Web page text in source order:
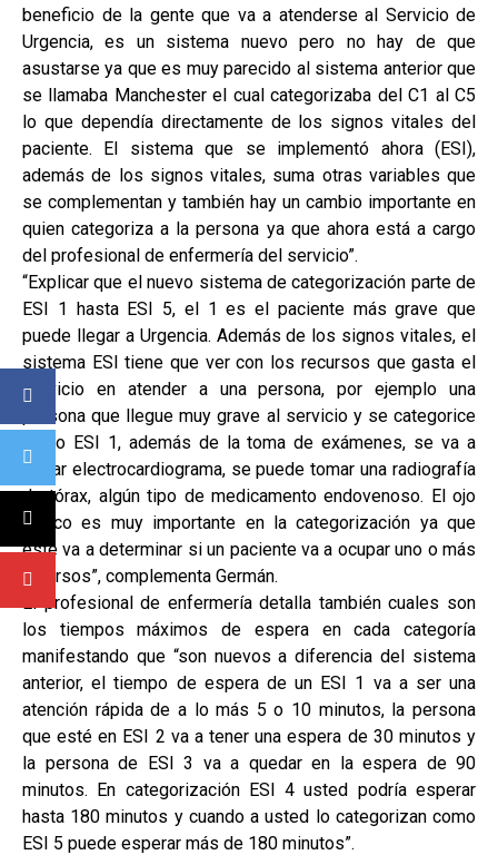
beneficio de la gente que va a atenderse al Servicio de
Urgencia, es un sistema nuevo pero no hay de que
asustarse ya que es muy parecido al sistema anterior que
se llamaba Manchester el cual categorizaba del C1 al C5
lo que dependía directamente de los signos vitales del
paciente. El sistema que se implementó ahora (ESI),
además de los signos vitales, suma otras variables que
se complementan y también hay un cambio importante en
quien categoriza a la persona ya que ahora está a cargo
del profesional de enfermería del servicio”.
“Explicar que el nuevo sistema de categorización parte de
ESI 1 hasta ESI 5, el 1 es el paciente más grave que
puede llegar a Urgencia. Además de los signos vitales, el
sistema ESI tiene que ver con los recursos que gasta el
servicio en atender a una persona, por ejemplo una
persona que llegue muy grave al servicio y se categorice
como ESI 1, además de la toma de exámenes, se va a
tomar electrocardiograma, se puede tomar una radiografía
de tórax, algún tipo de medicamento endovenoso. El ojo
clínico es muy importante en la categorización ya que
este va a determinar si un paciente va a ocupar uno o más
recursos”, complementa Germán.
El profesional de enfermería detalla también cuales son
los tiempos máximos de espera en cada categoría
manifestando que “son nuevos a diferencia del sistema
anterior, el tiempo de espera de un ESI 1 va a ser una
atención rápida de a lo más 5 o 10 minutos, la persona
que esté en ESI 2 va a tener una espera de 30 minutos y
la persona de ESI 3 va a quedar en la espera de 90
minutos. En categorización ESI 4 usted podría esperar
hasta 180 minutos y cuando a usted lo categorizan como
ESI 5 puede esperar más de 180 minutos”.